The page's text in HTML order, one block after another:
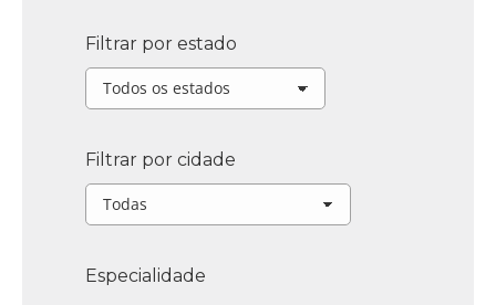
Filtrar por estado
Filtrar por cidade
Especialidade